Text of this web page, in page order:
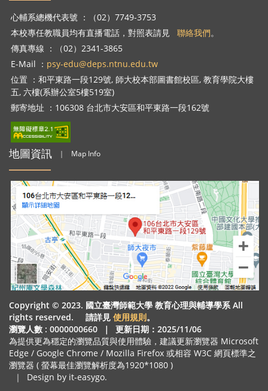
心輔系總機代表號 ：（02）7749-3753
本校專任教職員均有直播電話，對照表請見 聯絡我們。
傳真專線 ：（02）2341-3865
E-Mail ： psy-edu@deps.ntnu.edu.tw
位置 ：和平東路一段129號, 師大校本部圖書館校區, 教育學院大樓
五, 六樓(系辦公室5樓519室)
郵寄地址 ：106308 台北市大安區和平東路一段162號
地圖資訊 ｜ Map Info
Copyright © 2023. 國立臺灣師範大學 教育心理與輔導學系 All
rights reserved. 請詳見 使用規則。
瀏覽人數 : 0000000660
｜
更新日期：2025/11/06
為提供更為穩定的瀏覽品質與使用體驗，建議更新瀏覽器 Microsoft
Edge / Google Chrome / Mozilla Firefox 或相容 W3C 網頁標準之
瀏覽器 ( 螢幕最佳瀏覽解析度為1920*1080 )
｜
Design by it-easygo.